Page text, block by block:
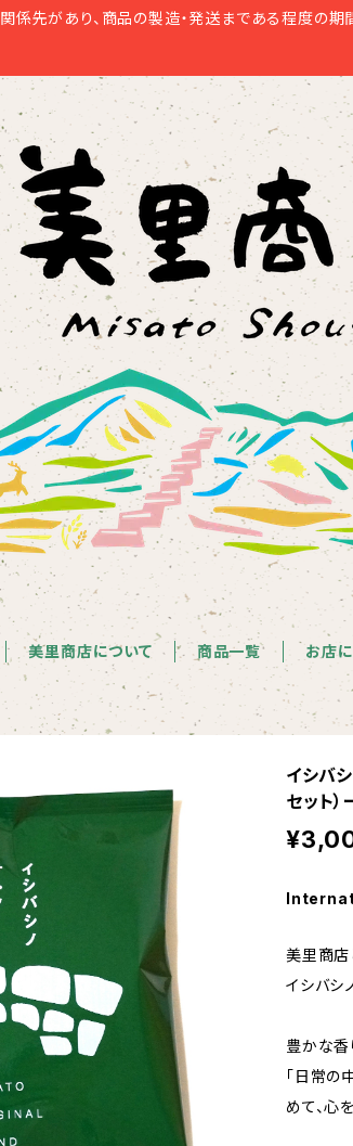
先があり、商品の製造・発送まである程度の期
美里商店について 商品一覧 お店
イシバ
セット
美里商店
イシバシ
豊かな香
「日常の
めて、心